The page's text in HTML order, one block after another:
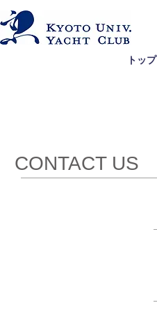
トップ
CONTACT US